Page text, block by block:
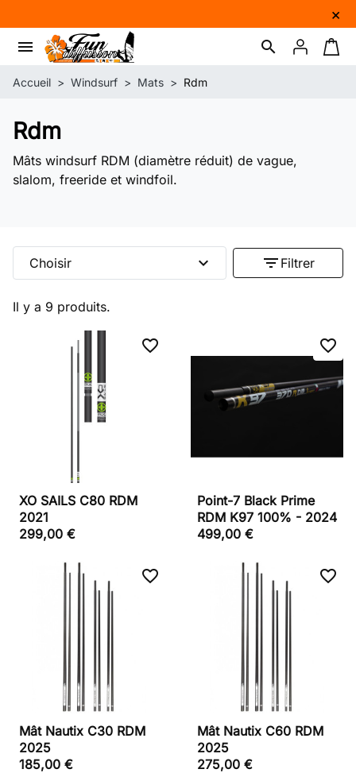
×
search
menu Connexion
Accueil Windsurf Mats Rdm
Rdm
Mâts windsurf RDM (diamètre réduit) de vague,
slalom, freeride et windfoil.
Il y a 9 produits.
Choisir expand_more filter_list Filtrer
favorite_border
XO SAILS C80 RDM
2021
299,00 €
favorite_border
Point-7 Black Prime
RDM K97 100% - 2024
499,00 €
favorite_border
Mât Nautix C30 RDM
2025
185,00 €
favorite_border
Mât Nautix C60 RDM
2025
275,00 €